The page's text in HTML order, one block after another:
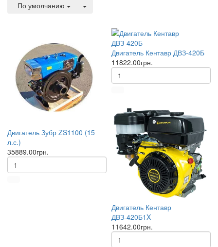
По умолчанию
Двигатель Зубр ZS1100 (15
л.с.)
35889.00грн.
Двигатель Кентавр ДВЗ-420Б
11822.00грн.
Двигатель Кентавр
ДВЗ-420Б1X
11642.00грн.